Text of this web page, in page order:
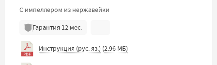
С импеллером из нержавейки
Гарантия 12мес.
Инструкция (рус. яз.) (2.96 МБ)